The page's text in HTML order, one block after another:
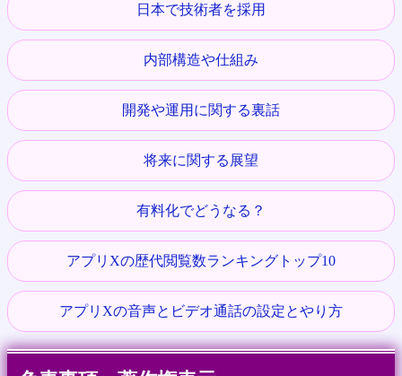
日本で技術者を採用
内部構造や仕組み
開発や運用に関する裏話
将来に関する展望
有料化でどうなる？
アプリXの歴代閲覧数ランキングトップ10
アプリXの音声とビデオ通話の設定とやり方